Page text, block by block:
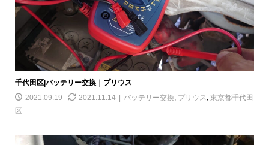
千代田区|バッテリー交換｜プリウス
2021.09.19
2021.11.14 バッテリー交換, プリウス, 東京都千代田
区